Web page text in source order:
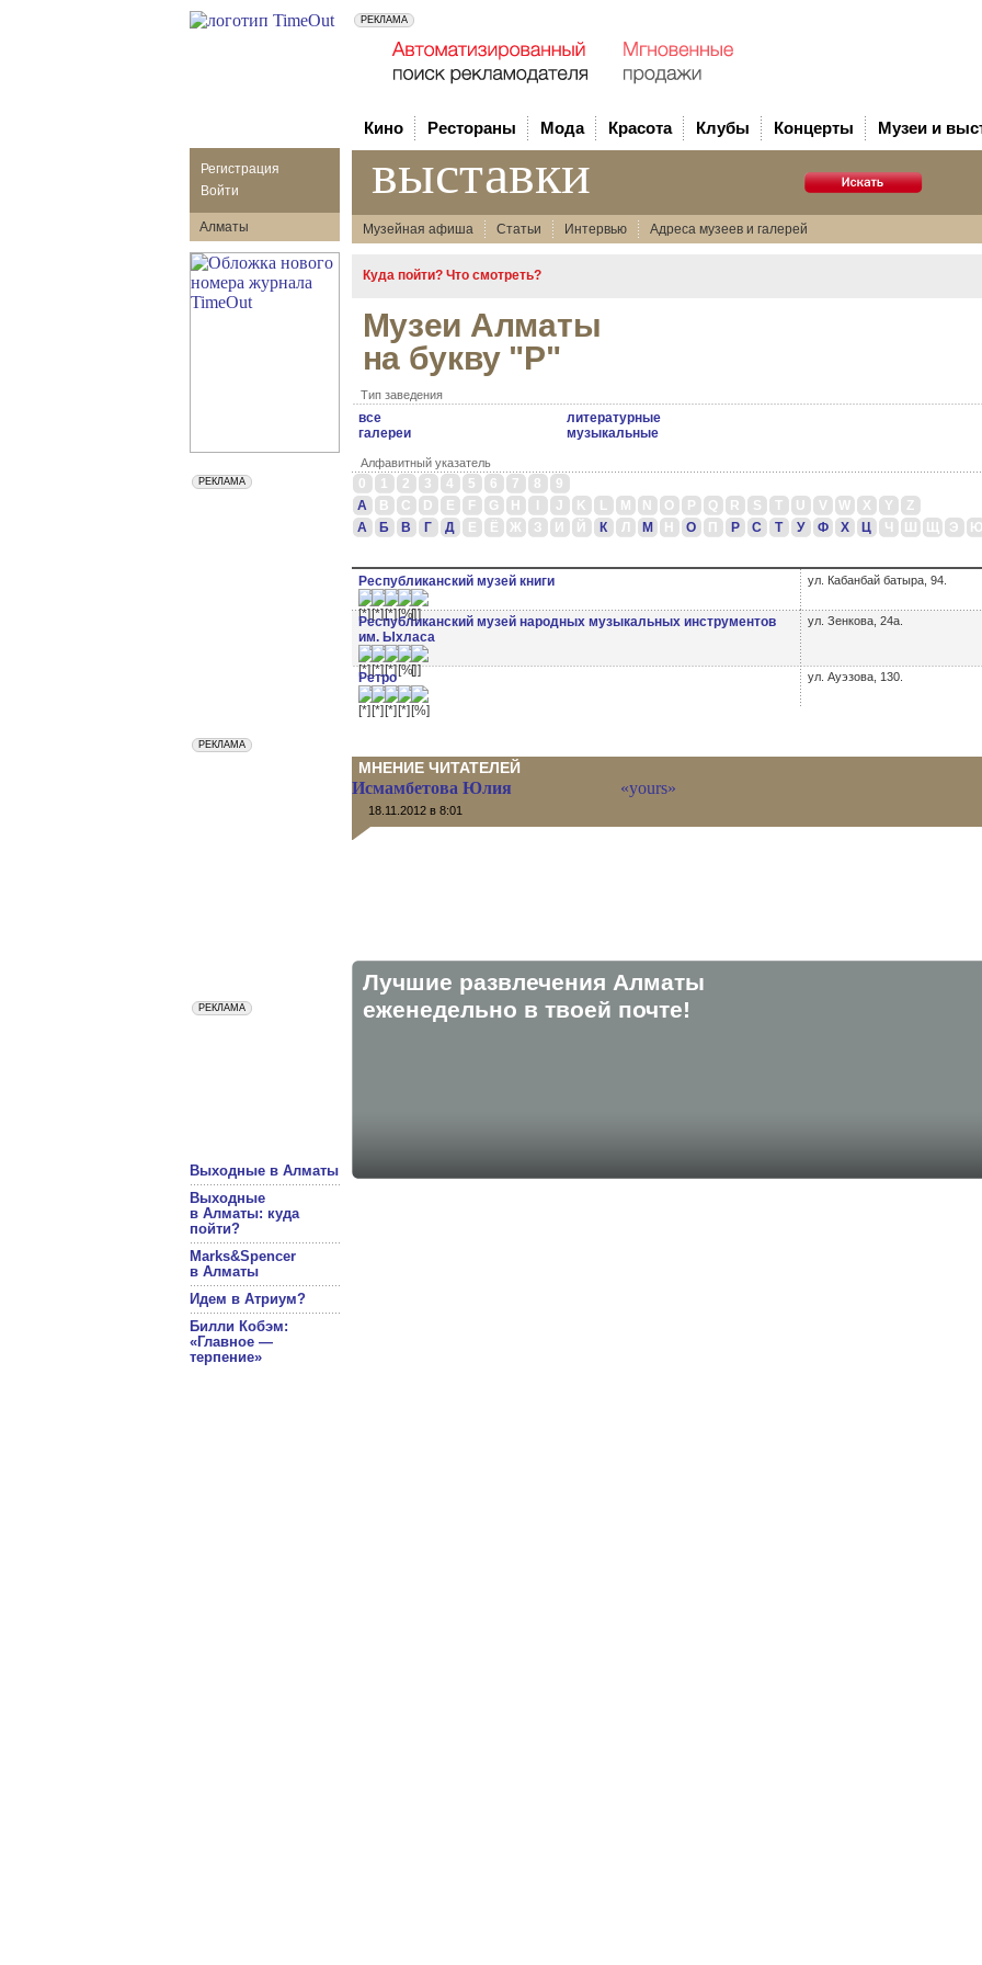
Регистрация
Войти
Алматы
Выходные в Алматы
Выходные
в Алматы: куда
пойти?
Marks&Spencer
в Алматы
Идем в Атриум?
Билли Кобэм:
«Главное —
терпение»
Кино Рестораны Мода Красота Клубы Концерты Музеи и
выставки
Музейная афиша Статьи Интервью Адреса музеев и галерей
Куда пойти? Что смотреть?
Музеи Алматы
на букву "Р"
Тип заведения
все
галереи
литературные
музыкальные
Алфавитный указатель
0 1 2 3 4 5 6 7 8
9
A
B C D E F G H J K L M N O P Q R S T U V W X Y
Z
А
Б В Г Д Е Ё Ж З И Й К Л М Н О П Р С Т У Ф Х Ц Ч Ш Щ Э Ю
Республиканский музей книги ул. Кабанбай батыра, 94.
Республиканский музей народных музыкальных инструментов
им. Ыхласа
ул. Зенкова, 24а.
Ретро ул. Ауэзова, 130.
МНЕНИЕ ЧИТАТЕЛЕЙ
Исмамбетова Юлия «yours»
18.11.2012 в 8:01
Лучшие развлечения Алматы
eженедельно в твоей почте!